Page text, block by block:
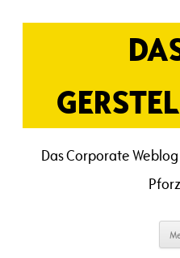
Inhalt
Das Corporate